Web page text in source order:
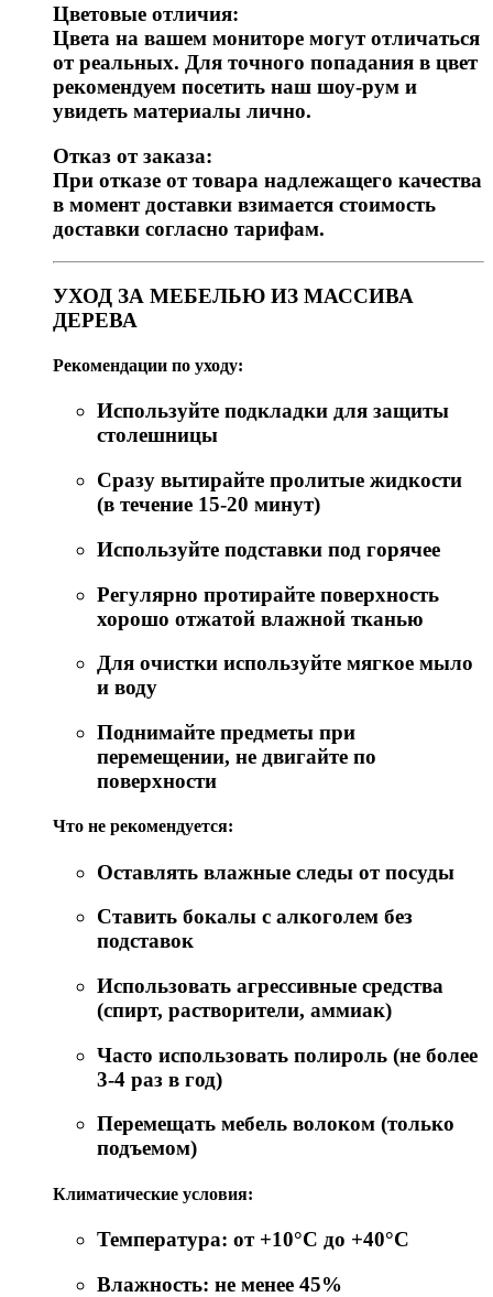
Цветовые отличия:
Цвета на вашем мониторе могут отличаться
от реальных. Для точного попадания в цвет
рекомендуем посетить наш шоу-рум и
увидеть материалы лично.
Отказ от заказа:
При отказе от товара надлежащего качества
в момент доставки взимается стоимость
доставки согласно тарифам.
УХОД ЗА МЕБЕЛЬЮ ИЗ МАССИВА
ДЕРЕВА
Рекомендации по уходу:
Используйте подкладки для защиты
столешницы
Сразу вытирайте пролитые жидкости
(в течение 15-20 минут)
Используйте подставки под горячее
Регулярно протирайте поверхность
хорошо отжатой влажной тканью
Для очистки используйте мягкое мыло
и воду
Поднимайте предметы при
перемещении, не двигайте по
поверхности
Что не рекомендуется:
Оставлять влажные следы от посуды
Ставить бокалы с алкоголем без
подставок
Использовать агрессивные средства
(спирт, растворители, аммиак)
Часто использовать полироль (не более
3-4 раз в год)
Перемещать мебель волоком (только
подъемом)
Климатические условия:
Температура: от +10°C до +40°C
Влажность: не менее 45%